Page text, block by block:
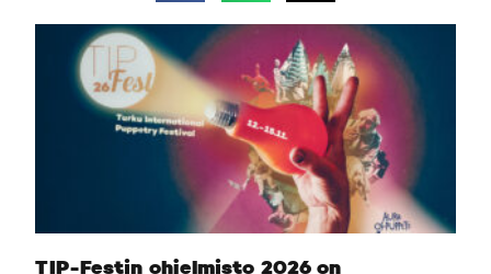
TIP-Festin ohjelmisto 2026 on